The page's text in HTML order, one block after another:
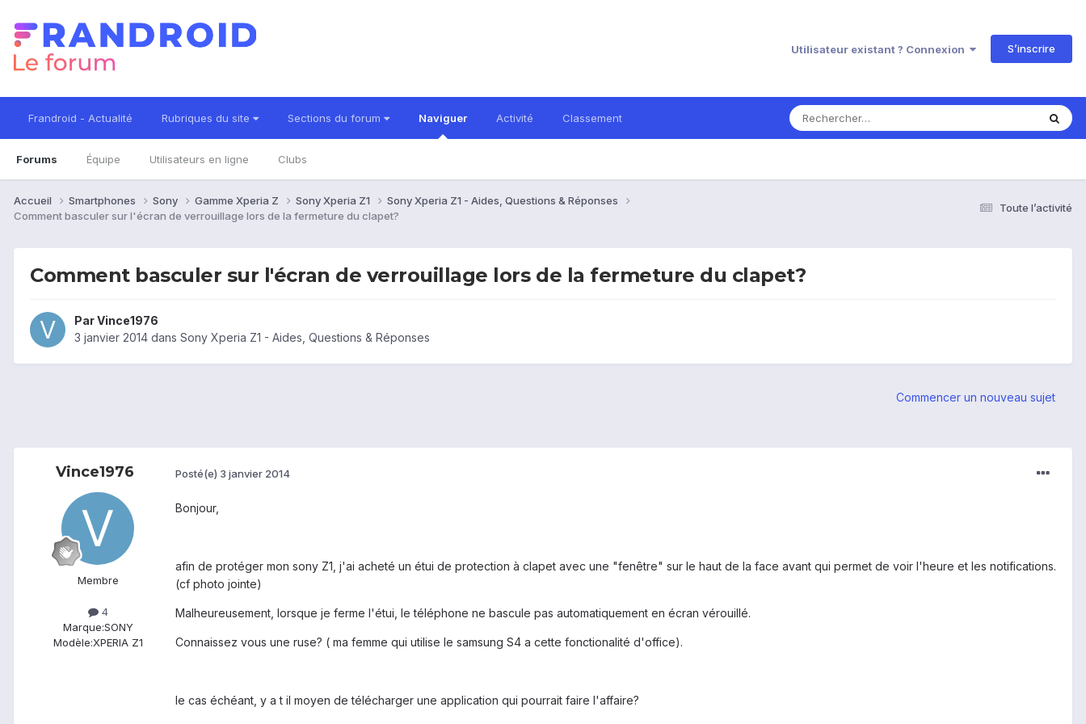
Utilisateur existant ? Connexion S’inscrire
Frandroid - Actualité Rubriques du site Sections du forum Naviguer
Forums Équipe Utilisateurs en ligne Clubs
Activité Classement
Toute l’activité
Accueil Smartphones Sony Gamme Xperia Z Sony Xperia Z1
Sony Xperia Z1 - Aides, Questions & Réponses
Comment basculer sur l'écran de verrouillage lors de la fermeture du clapet?
Comment basculer sur l'écran de verrouillage lors de la fermeture du clapet?
ParVince1976
3 janvier 2014 dans Sony Xperia Z1 - Aides, Questions & Réponses
Commencer un nouveau sujet
Vince1976
Membre
4
Marque:SONY
Modèle:XPERIA Z1
Posté(e) 3 janvier 2014
Bonjour,
afin de protéger mon sony Z1, j'ai acheté un étui de protection à clapet avec une "fenêtre" sur le haut de la face avant qui permet de voir l'heure et les notifications.
(cf photo jointe)
Malheureusement, lorsque je ferme l'étui, le téléphone ne bascule pas automatiquement en écran vérouillé.
Connaissez vous une ruse? ( ma femme qui utilise le samsung S4 a cette fonctionalité d'office).
le cas échéant, y a t il moyen de télécharger une application qui pourrait faire l'affaire?